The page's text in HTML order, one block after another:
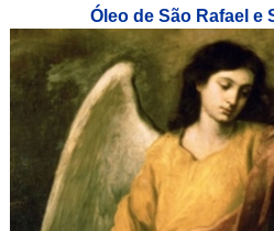
Óleo de São Rafael e